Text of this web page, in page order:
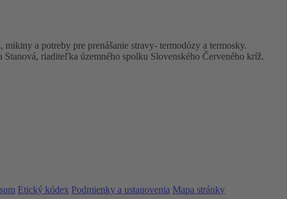
a potreby pre prenášanie stravy- termodózy a termosky.
riaditeľka územného spolku Slovenského Červeného kríž.
Etický kódex Podmienky a ustanovenia Mapa stránky